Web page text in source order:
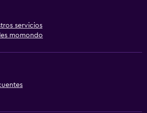
servicios
momondo